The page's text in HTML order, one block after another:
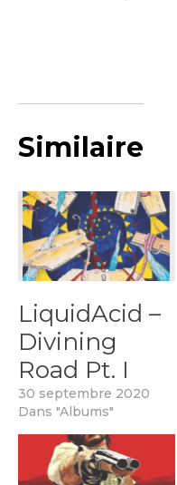
Similaire
LiquidAcid –
Divining
Road Pt. I
30 septembre 2020
Dans "Albums"